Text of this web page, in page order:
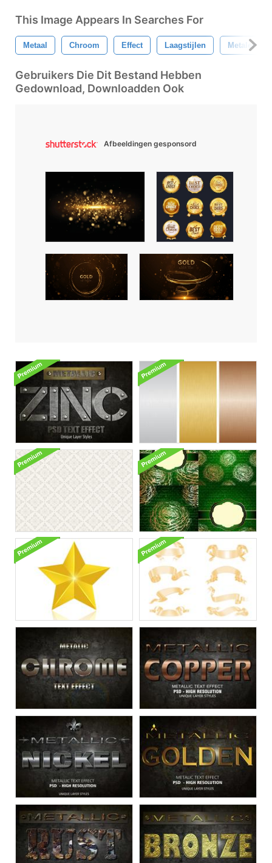
This Image Appears In Searches For
Metaal Chroom Effect Laagstijlen Metalen
Gebruikers Die Dit Bestand Hebben
Gedownload, Downloadden Ook
Afbeeldingen gesponsord